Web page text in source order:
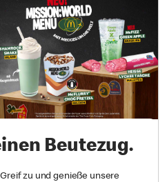
Beutezug.
zu und genieße unsere